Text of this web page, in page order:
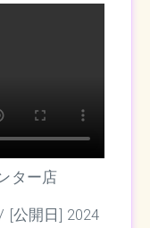
ター店
[公開日] 2024